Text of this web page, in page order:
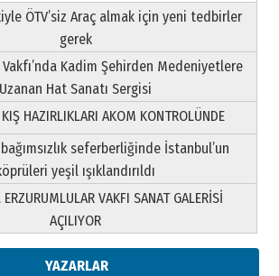
ÖTV’siz Araç almak için yeni tedbirler
gerek
Kadim Şehirden Medeniyetlere
Uzanan Hat Sanatı Sergisi
HAZIRLIKLARI AKOM KONTROLÜNDE
bağımsızlık seferberliğinde İstanbul’un
yeşil ışıklandırıldı
VAKFI SANAT GALERİSİ
AÇILIYOR
YAZARLAR
Sebahattin Şirin’e
2026 Pazartesi
Yeri
Gündoğdu
ÜÇ KIZI